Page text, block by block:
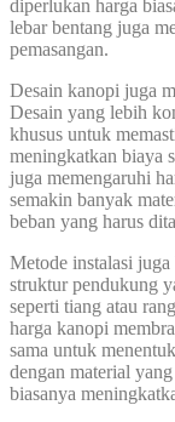
diperlukan harga
lebar bentang juga
pemasangan.
Desain kanopi juga
Desain yang lebih
khusus untuk
meningkatkan biaya
juga memengaruhi
semakin banyak
beban yang harus
Metode instalasi
struktur pendukung
seperti tiang atau
harga kanopi
sama untuk
dengan material
biasanya